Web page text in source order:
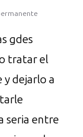
gdes
tratar el
dejarlo a
seria entre